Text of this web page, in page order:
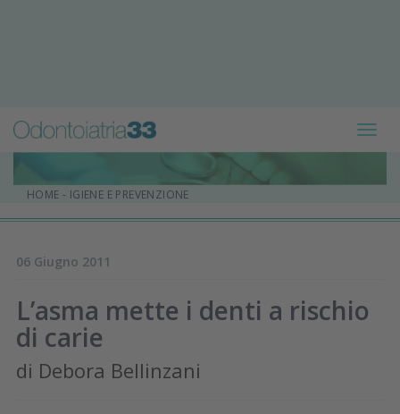
HOME - IGIENE E PREVENZIONE
06 Giugno 2011
L’asma mette i denti a rischio
di carie
di Debora Bellinzani